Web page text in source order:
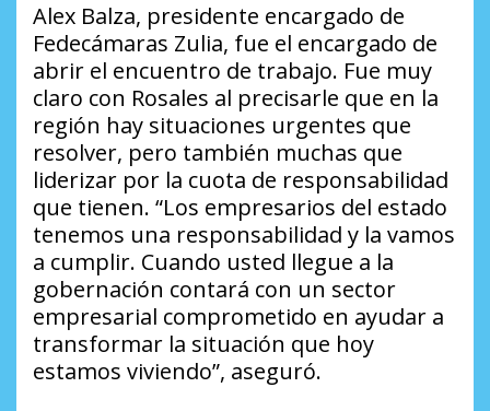
Alex Balza, presidente encargado de
Fedecámaras Zulia, fue el encargado de
abrir el encuentro de trabajo. Fue muy
claro con Rosales al precisarle que en la
región hay situaciones urgentes que
resolver, pero también muchas que
liderizar por la cuota de responsabilidad
que tienen. “Los empresarios del estado
tenemos una responsabilidad y la vamos
a cumplir. Cuando usted llegue a la
gobernación contará con un sector
empresarial comprometido en ayudar a
transformar la situación que hoy
estamos viviendo”, aseguró.